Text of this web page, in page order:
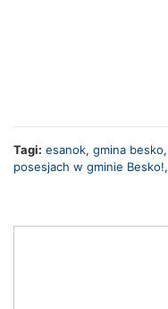
Tagi: esanok, gmina besko,
posesjach w gminie Besko!,